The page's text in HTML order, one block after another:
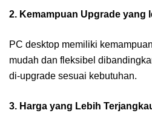
2. Kemampuan Upgrade yang
PC desktop memiliki
mudah dan fleksibel
di-upgrade sesuai kebutuhan.
3. Harga yang Lebih